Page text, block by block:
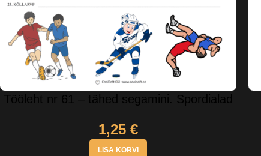
Tööleht nr 61 – tähed segamini. Spordialad
1,25 €
LISA KORVI